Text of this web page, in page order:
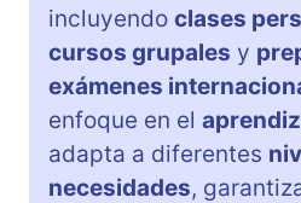
incluyendo clases
cursos grupales y
exámenes
enfoque en el
adapta a diferentes
necesidades,